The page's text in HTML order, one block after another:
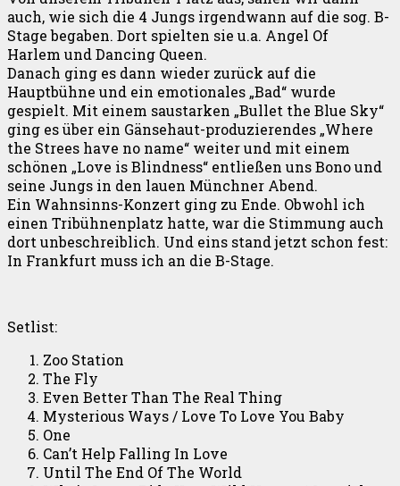
auch, wie sich die 4 Jungs irgendwann auf die sog. B-
Stage begaben. Dort spielten sie u.a. Angel Of
Harlem und Dancing Queen.
Danach ging es dann wieder zurück auf die
Hauptbühne und ein emotionales „Bad“ wurde
gespielt. Mit einem saustarken „Bullet the Blue Sky“
ging es über ein Gänsehaut-produzierendes „Where
the Strees have no name“ weiter und mit einem
schönen „Love is Blindness“ entließen uns Bono und
seine Jungs in den lauen Münchner Abend.
Ein Wahnsinns-Konzert ging zu Ende. Obwohl ich
einen Tribühnenplatz hatte, war die Stimmung auch
dort unbeschreiblich. Und eins stand jetzt schon fest:
In Frankfurt muss ich an die B-Stage.
Setlist:
Zoo Station
The Fly
Even Better Than The Real Thing
Mysterious Ways / Love To Love You Baby
One
Can’t Help Falling In Love
Until The End Of The World